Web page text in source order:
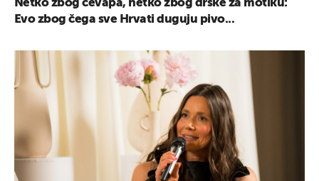
Netko zbog ćevapa, netko zbog drške za motiku:
Evo zbog čega sve Hrvati duguju pivo...